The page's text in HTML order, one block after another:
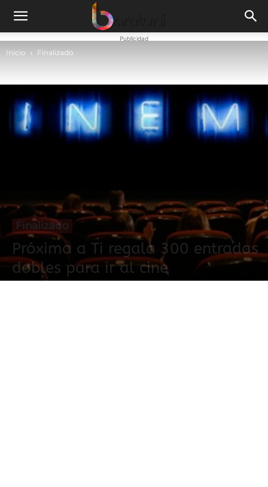
Publicidad
Inicio Finalizado
Finalizado
Próxima a Ti regala 300 entradas
dobles para ir al cine